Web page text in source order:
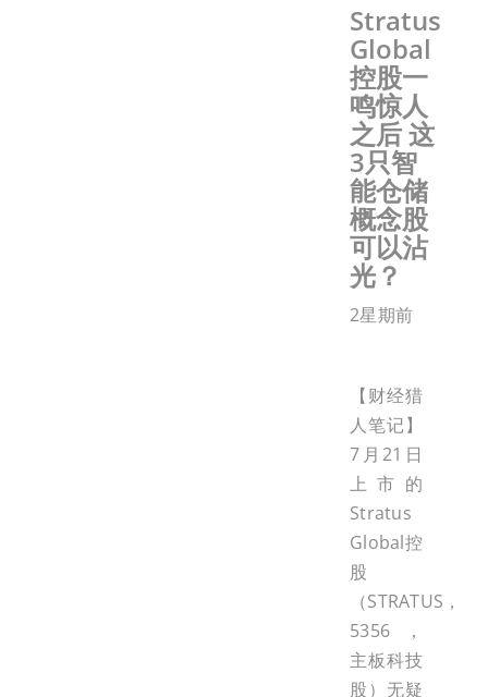
Stratus
Global
控股一
鸣惊人
之后 这
3只智
能仓储
概念股
可以沾
光？
2星期前
【财经猎
人笔记】
7月21日
上市的
Stratus
Global控
股
（STRATUS，
5356，
主板科技
股）无疑